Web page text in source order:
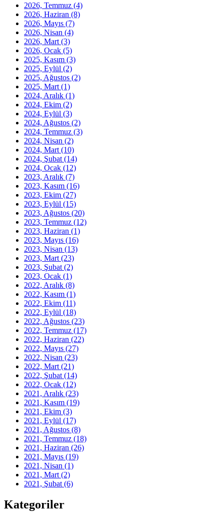
2026, Temmuz (4)
2026, Haziran (8)
2026, Mayıs (7)
2026, Nisan (4)
2026, Mart (3)
2026, Ocak (5)
2025, Kasım (3)
2025, Eylül (2)
2025, Ağustos (2)
2025, Mart (1)
2024, Aralık (1)
2024, Ekim (2)
2024, Eylül (3)
2024, Ağustos (2)
2024, Temmuz (3)
2024, Nisan (2)
2024, Mart (10)
2024, Şubat (14)
2024, Ocak (12)
2023, Aralık (7)
2023, Kasım (16)
2023, Ekim (27)
2023, Eylül (15)
2023, Ağustos (20)
2023, Temmuz (12)
2023, Haziran (1)
2023, Mayıs (16)
2023, Nisan (13)
2023, Mart (23)
2023, Şubat (2)
2023, Ocak (1)
2022, Aralık (8)
2022, Kasım (1)
2022, Ekim (11)
2022, Eylül (18)
2022, Ağustos (23)
2022, Temmuz (17)
2022, Haziran (22)
2022, Mayıs (27)
2022, Nisan (23)
2022, Mart (21)
2022, Şubat (14)
2022, Ocak (12)
2021, Aralık (23)
2021, Kasım (19)
2021, Ekim (3)
2021, Eylül (17)
2021, Ağustos (8)
2021, Temmuz (18)
2021, Haziran (26)
2021, Mayıs (19)
2021, Nisan (1)
2021, Mart (2)
2021, Şubat (6)
Kategoriler